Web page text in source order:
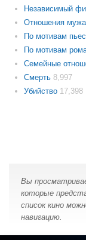
Независимый
Отношения
По мотивам
По мотивам
Семейные
Смерть 8,997
Убийство 17,398
Вы
которые
список кино
навигацию.